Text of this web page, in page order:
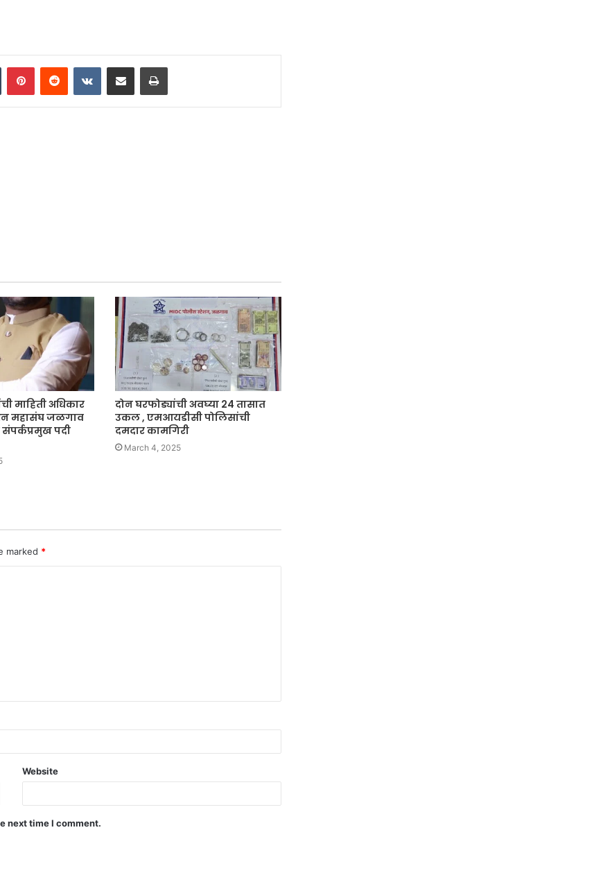
Tumblr PinterestReddit VKontakteShare via Email Print
माहिती अधिकार
महासंघ जळगाव
पदी
दोन घरफोड्यांची अवघ्या 24 तासात
उकल , एमआयडीसी पोलिसांची
दमदार कामगिरी
March 4, 2025
marked *
Website
next time I comment.